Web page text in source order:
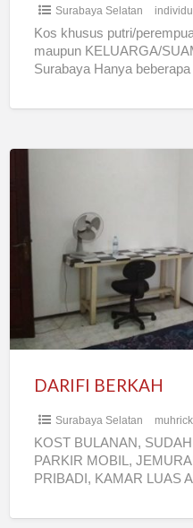
Surabaya Selatan individu
Kos khusus putri/
maupun KELUARGA/
Surabaya Hanya
[…]
BERKAH
DARIFI BERKAH
Surabaya Selatan
KOST BULANAN,
PARKIR MOBIL,
PRIBADI, KAMAR LUAS